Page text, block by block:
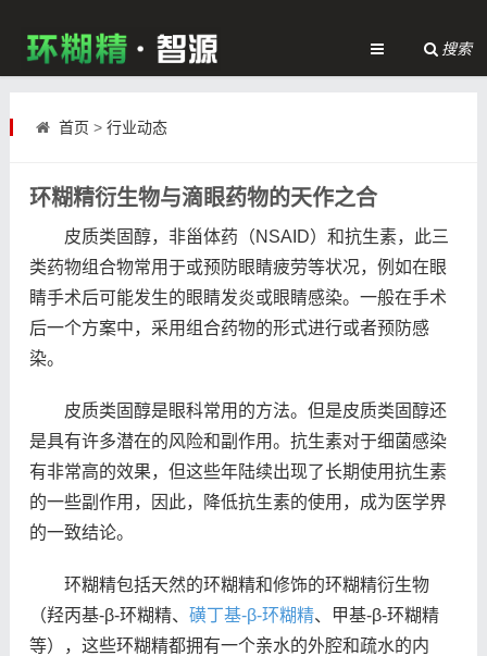
搜索
首页 > 行业动态
环糊精衍生物与滴眼药物的天作之合
皮质类固醇，非甾体药（NSAID）和抗生素，此三
类药物组合物常用于或预防眼睛疲劳等状况，例如在眼
睛手术后可能发生的眼睛发炎或眼睛感染。一般在手术
后一个方案中，采用组合药物的形式进行或者预防感
染。
皮质类固醇是眼科常用的方法。但是皮质类固醇还
是具有许多潜在的风险和副作用。抗生素对于细菌感染
有非常高的效果，但这些年陆续出现了长期使用抗生素
的一些副作用，因此，降低抗生素的使用，成为医学界
的一致结论。
环糊精包括天然的环糊精和修饰的环糊精衍生物
（羟丙基-β-环糊精、 磺丁基-β-环糊精、甲基-β-环糊精
等），这些环糊精都拥有一个亲水的外腔和疏水的内